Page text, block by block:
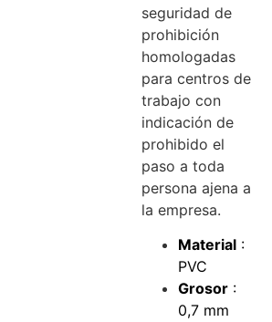
seguridad de
prohibición
homologadas
para centros de
trabajo con
indicación de
prohibido el
paso a toda
persona ajena a
la empresa.
Material :
PVC
Grosor :
0,7 mm